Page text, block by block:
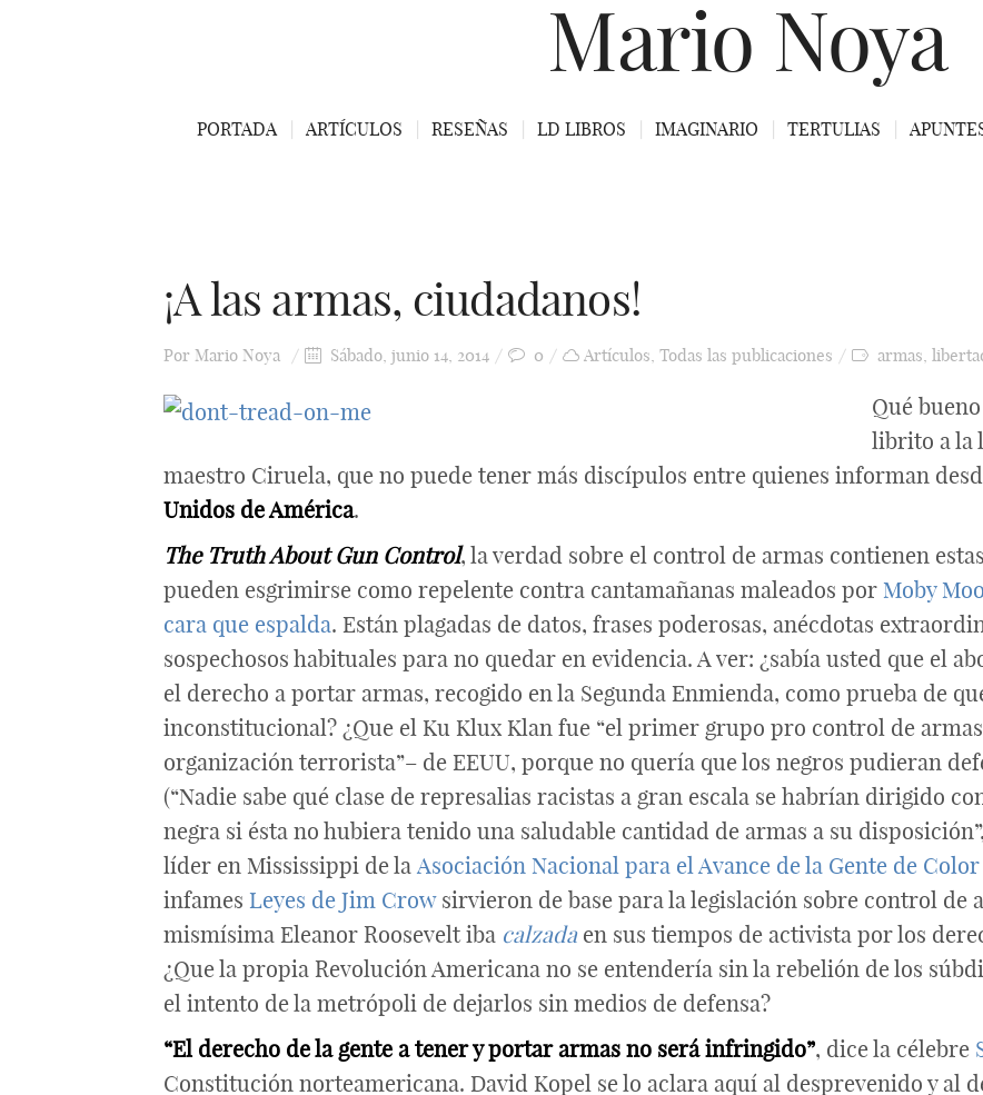
Mario Noya
PORTADA ARTÍCULOS RESEÑAS LD LIBROS IMAGINARIO TERTULIAS
¡A las armas, ciudadanos!
Por Mario Noya Sábado, junio 14, 2014 0 Artículos, Todas las publicaciones armas,
Qué
librito a la
maestro Ciruela, que no puede tener más discípulos entre quienes informan
Unidos de América.
The Truth About Gun Control, la verdad sobre el control de armas contienen
pueden esgrimirse como repelente contra cantamañanas maleados por Moby
cara que espalda. Están plagadas de datos, frases poderosas, anécdotas
sospechosos habituales para no quedar en evidencia. A ver: ¿sabía usted que el
el derecho a portar armas, recogido en la Segunda Enmienda, como prueba de
inconstitucional? ¿Que el Ku Klux Klan fue “el primer grupo pro control de
organización terrorista”– de EEUU, porque no quería que los negros pudieran
(“Nadie sabe qué clase de represalias racistas a gran escala se habrían dirigido
negra si ésta no hubiera tenido una saludable cantidad de armas a su
líder en Mississippi de laAsociación Nacional para el Avance de la Gente de Color
infames Leyes de Jim Crowsirvieron de base para la legislación sobre control de
mismísima Eleanor Roosevelt iba calzadaen sus tiempos de activista por los
¿Que la propia Revolución Americana no se entendería sin la rebelión de los
el intento de la metrópoli de dejarlos sin medios de defensa?
“El derecho de la gente a tener y portar armas no será infringido”, dice la célebre
Constitución norteamericana. David Kopel se lo aclara aquí al desprevenido y al